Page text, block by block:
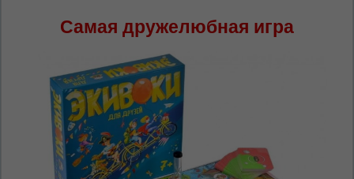
Самая дружелюбная игра